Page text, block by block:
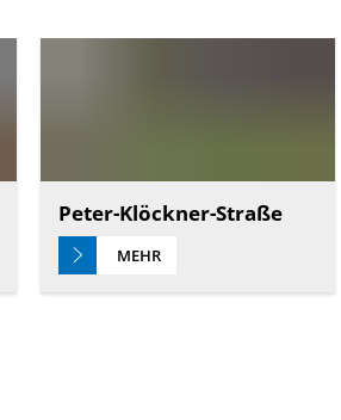
Peter-Klöckner-Straße
MEHR